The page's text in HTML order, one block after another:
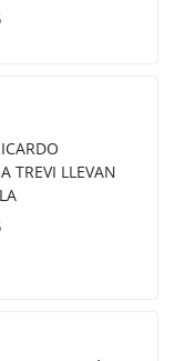
TREVI LLEVAN